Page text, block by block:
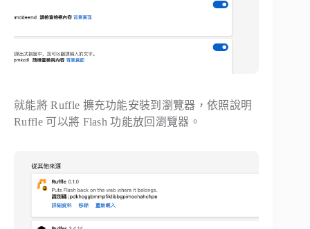
就能將 Ruffle 擴充功能安裝到瀏覽器，依照說明
Ruffle 可以將 Flash 功能放回瀏覽器。